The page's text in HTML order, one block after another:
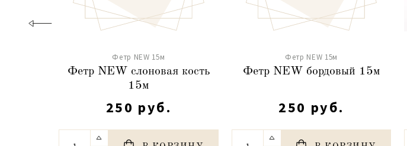
Фетр NEW 15м
Фетр NEW слоновая кость
15м
250 руб.
Фетр NEW 15м
Фетр NEW бордовый 15м
250 руб.